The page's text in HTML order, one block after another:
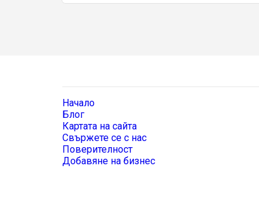
Начало
Блог
Картата на сайта
Свържете се с нас
Поверителност
Добавяне на бизнес